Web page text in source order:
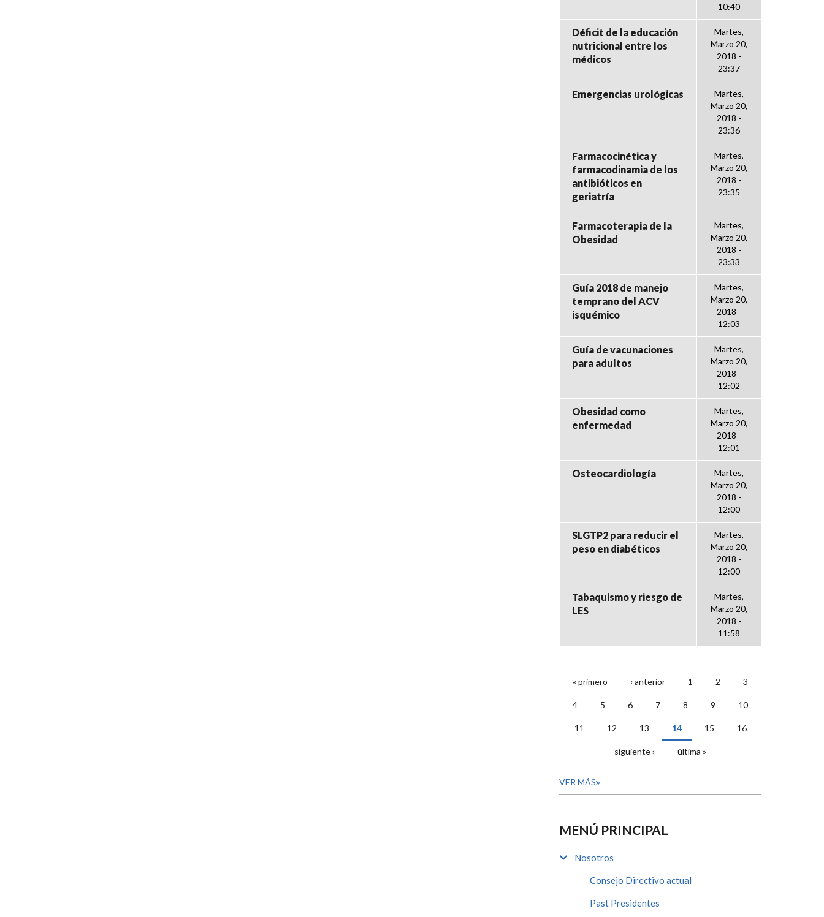
10:40
Déficit de la educación
nutricional entre los
médicos
Martes,
Marzo 20,
2018 -
23:37
Emergencias urológicas
Martes,
Marzo 20,
2018 -
23:36
Farmacocinética y
farmacodinamia de los
antibióticos en
geriatría
Martes,
Marzo 20,
2018 -
23:35
Farmacoterapia de la
Obesidad
Martes,
Marzo 20,
2018 -
23:33
Guía 2018 de manejo
temprano del ACV
isquémico
Martes,
Marzo 20,
2018 -
12:03
Guía de vacunaciones
para adultos
Martes,
Marzo 20,
2018 -
12:02
Obesidad como
enfermedad
Martes,
Marzo 20,
2018 -
12:01
Osteocardiología
Martes,
Marzo 20,
2018 -
12:00
SLGTP2 para reducir el
peso en diabéticos
Martes,
Marzo 20,
2018 -
12:00
Tabaquismo y riesgo de
LES
Martes,
Marzo 20,
2018 -
11:58
PÁGINAS
« primero ‹ anterior 1 2 3
4 5 6 7 8 9 10
11 12 13 14 15 16
siguiente › última »
VER MÁS
MENÚ PRINCIPAL
Nosotros
Consejo Directivo actual
Past Presidentes